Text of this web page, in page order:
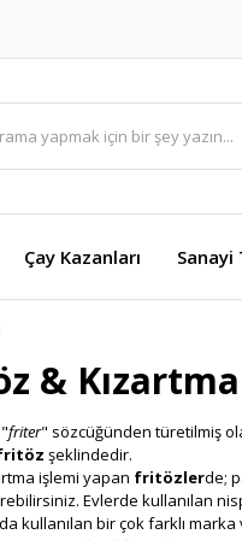
Çay Kazanları Sanayi
&
friter" sözcüğünden türetilmiş
şeklindedir.
işlemi yapan fritözlerde;
Evlerde kullanılan
kullanılan bir çok farklı